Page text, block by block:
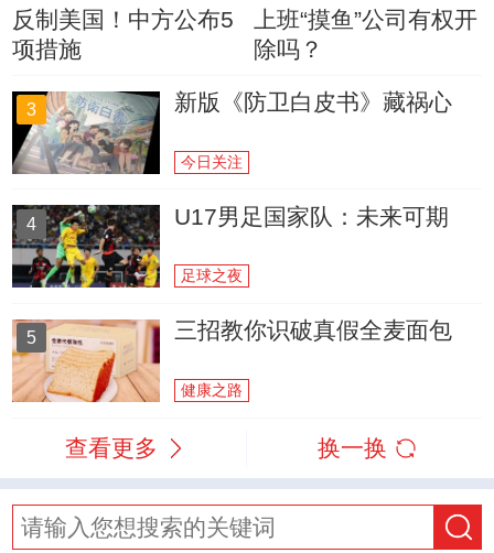
反制美国！中方公布5
项措施
上班“摸鱼”公司有权开
除吗？
3 新版《防卫白皮书》藏祸心
今日关注
4 U17男足国家队：未来可期
足球之夜
5 三招教你识破真假全麦面包
健康之路
查看更多 换一换